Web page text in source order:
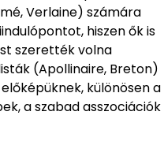
Verlaine) számára
hiszen ők is
szerették volna
(Apollinaire, Breton)
különösen a
a szabad asszociációk